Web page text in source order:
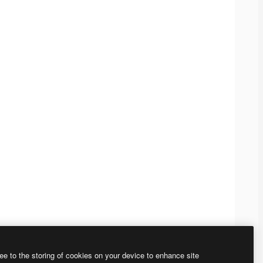
to the storing of cookies on your device to enhance site